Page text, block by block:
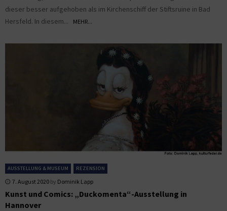
dieser besser aufgehoben als im Kirchenschiff der Stiftsruine in Bad
Hersfeld. In diesem...
MEHR...
AUSSTELLUNG & MUSEUM REZENSION
7. August 2020 by Dominik Lapp
Kunst und Comics: „Duckomenta“-Ausstellung in
Hannover